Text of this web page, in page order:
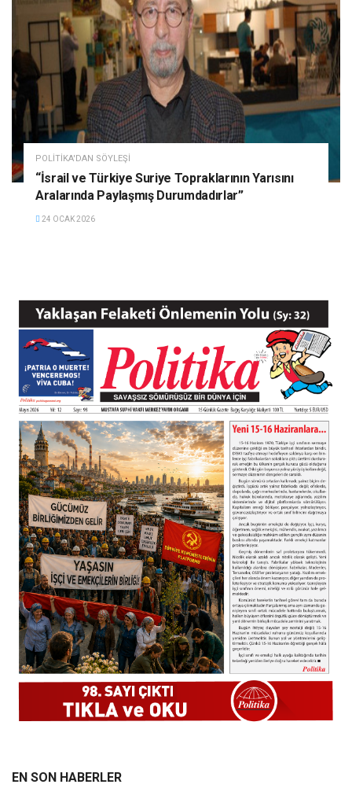
POLITIKA'DAN SÖYLEŞI
“İsrail ve Türkiye Suriye Topraklarının Yarısını
Aralarında Paylaşmış Durumdadırlar”
24 OCAK 2026
EN SON HABERLER